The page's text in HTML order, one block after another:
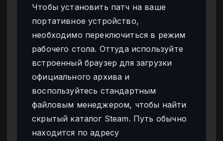
Чтобы установить патч на ваше
портативное устройство,
необходимо переключиться в режим
рабочего стола. Оттуда используйте
встроенный браузер для загрузки
официального архива и
воспользуйтесь стандартным
файловым менеджером, чтобы найти
скрытый каталог Steam. Путь обычно
находится по адресу